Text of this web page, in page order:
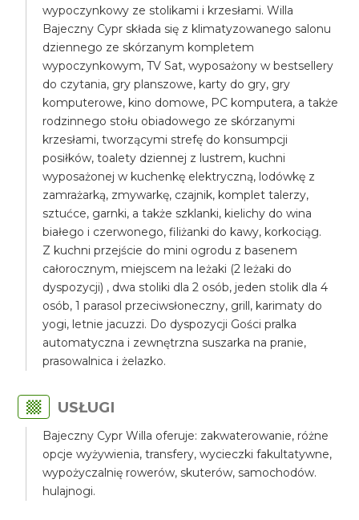
wypoczynkowy ze stolikami i krzesłami. Willa
Bajeczny Cypr składa się z klimatyzowanego salonu
dziennego ze skórzanym kompletem
wypoczynkowym, TV Sat, wyposażony w bestsellery
do czytania, gry planszowe, karty do gry, gry
komputerowe, kino domowe, PC komputera, a także
rodzinnego stołu obiadowego ze skórzanymi
krzesłami, tworzącymi strefę do konsumpcji
posiłków, toalety dziennej z lustrem, kuchni
wyposażonej w kuchenkę elektryczną, lodówkę z
zamrażarką, zmywarkę, czajnik, komplet talerzy,
sztućce, garnki, a także szklanki, kielichy do wina
białego i czerwonego, filiżanki do kawy, korkociąg.
Z kuchni przejście do mini ogrodu z basenem
całorocznym, miejscem na leżaki (2 leżaki do
dyspozycji) , dwa stoliki dla 2 osób, jeden stolik dla 4
osób, 1 parasol przeciwsłoneczny, grill, karimaty do
yogi, letnie jacuzzi. Do dyspozycji Gości pralka
automatyczna i zewnętrzna suszarka na pranie,
prasowalnica i żelazko.
USŁUGI
Bajeczny Cypr Willa oferuje: zakwaterowanie, różne
opcje wyżywienia, transfery, wycieczki fakultatywne,
wypożyczalnię rowerów, skuterów, samochodów.
hulajnogi.